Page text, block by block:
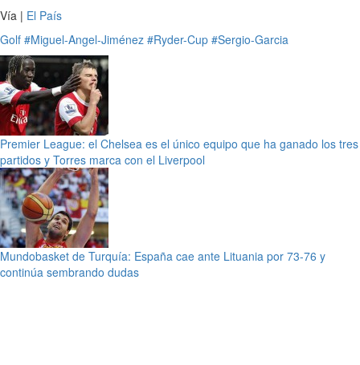
Vía | El País
Golf #Miguel-Angel-Jiménez #Ryder-Cup #Sergio-Garcia
Premier League: el Chelsea es el único equipo que ha ganado los tres
partidos y Torres marca con el Liverpool
Mundobasket de Turquía: España cae ante Lituania por 73-76 y
continúa sembrando dudas